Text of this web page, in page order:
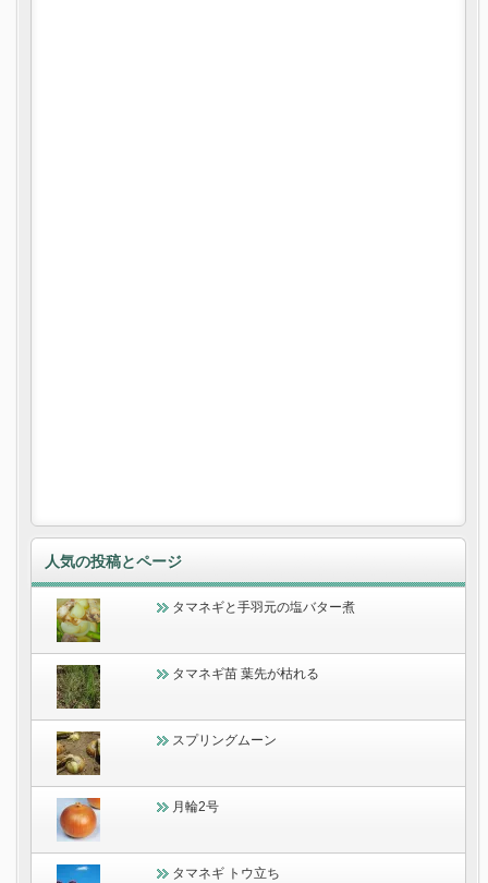
人気の投稿とページ
タマネギと手羽元の塩バター煮
タマネギ苗 葉先が枯れる
スプリングムーン
月輪2号
タマネギ トウ立ち